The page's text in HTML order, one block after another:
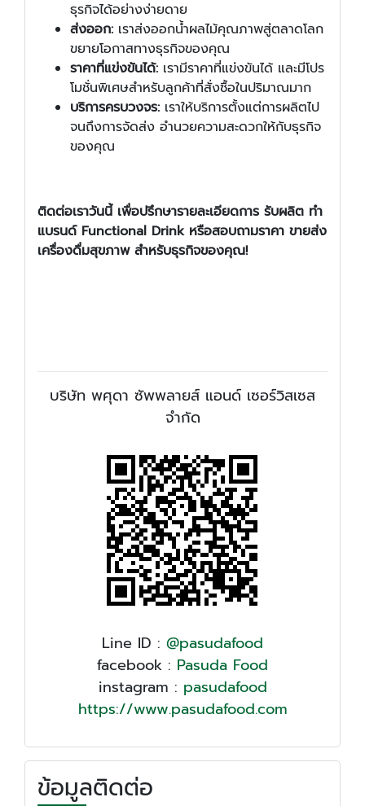
ธุรกิจได้อย่างง่ายดาย
ส่งออก: เราส่งออกน้ำผลไม้คุณภาพสู่ตลาดโลก
ขยายโอกาสทางธุรกิจของคุณ
ราคาที่แข่งขันได้: เรามีราคาที่แข่งขันได้ และมีโปร
โมชั่นพิเศษสำหรับลูกค้าที่สั่งซื้อในปริมาณมาก
บริการครบวงจร: เราให้บริการตั้งแต่การผลิตไป
จนถึงการจัดส่ง อำนวยความสะดวกให้กับธุรกิจ
ของคุณ
ติดต่อเราวันนี้เพื่อปรึกษารายละเอียดการ รับผลิต ทำ
แบรนด์ Functional Drinkหรือสอบถามราคา ขายส่ง
เครื่องดื่มสุขภาพสำหรับธุรกิจของคุณ!
​บริษัท พศุดา ซัพพลายส์ แอนด์ เซอร์วิสเซส
จำกัด
Line ID : @pasudafood
facebook : Pasuda Food
instagram : pasudafood
https://www.pasudafood.com
ข้อมูลติดต่อ